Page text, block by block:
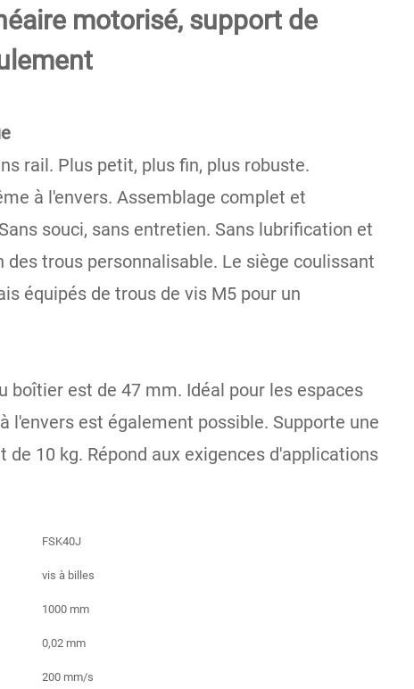
motorisé, support de
rail. Plus petit, plus fin, plus robuste.
à l'envers. Assemblage complet et
souci, sans entretien. Sans lubrification et
trous personnalisable. Le siège coulissant
équipés de trous de vis M5 pour un
boîtier est de 47 mm. Idéal pour les espaces
l'envers est également possible. Supporte une
de 10 kg. Répond aux exigences d'applications
FSK40J
vis à billes
1000 mm
0,02 mm
200 mm/s